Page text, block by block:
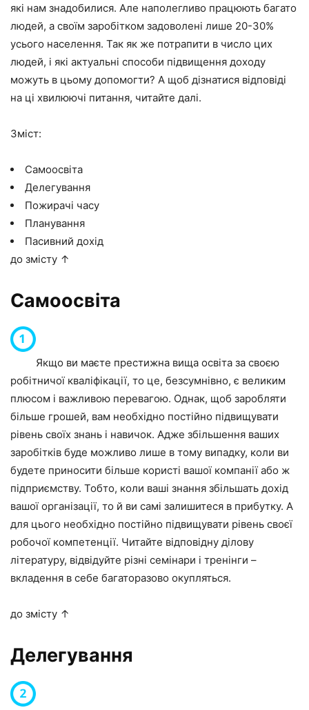
які нам знадобилися. Але наполегливо працюють багато
людей, а своїм заробітком задоволені лише 20-30%
усього населення. Так як же потрапити в число цих
людей, і які актуальні способи підвищення доходу
можуть в цьому допомогти? А щоб дізнатися відповіді
на ці хвилюючі питання, читайте далі.
Зміст:
Самоосвіта
Делегування
Пожирачі часу
Планування
Пасивний дохід
до змісту ↑
Самоосвіта
Якщо ви маєте престижна вища освіта за своєю
робітничої кваліфікації, то це, безсумнівно, є великим
плюсом і важливою перевагою. Однак, щоб заробляти
більше грошей, вам необхідно постійно підвищувати
рівень своїх знань і навичок. Адже збільшення ваших
заробітків буде можливо лише в тому випадку, коли ви
будете приносити більше користі вашої компанії або ж
підприємству. Тобто, коли ваші знання збільшать дохід
вашої організації, то й ви самі залишитеся в прибутку. А
для цього необхідно постійно підвищувати рівень своєї
робочої компетенції. Читайте відповідну ділову
літературу, відвідуйте різні семінари і тренінги –
вкладення в себе багаторазово окупляться.
до змісту ↑
Делегування